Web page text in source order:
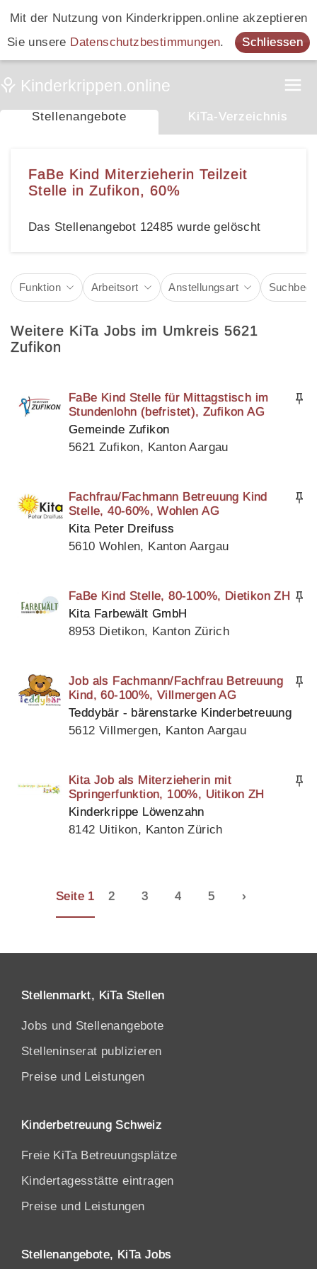
Mit der Nutzung von Kinderkrippen.online akzeptieren
Sie unsere Datenschutzbestimmungen. Schliessen
Stellenangebote KiTa-Verzeichnis
FaBe Kind Miterzieherin Teilzeit
Stelle in Zufikon, 60%
Das Stellenangebot 12485 wurde gelöscht
Funktion Arbeitsort Anstellungsart
Weitere KiTa Jobs im Umkreis 5621
Zufikon
FaBe Kind Stelle für Mittagstisch im
Stundenlohn (befristet), Zufikon AG
Gemeinde Zufikon
5621 Zufikon, Kanton Aargau
Fachfrau/Fachmann Betreuung Kind
Stelle, 40-60%, Wohlen AG
Kita Peter Dreifuss
5610 Wohlen, Kanton Aargau
FaBe Kind Stelle, 80-100%, Dietikon ZH
Kita Farbewält GmbH
8953 Dietikon, Kanton Zürich
Job als Fachmann/Fachfrau Betreuung
Kind, 60-100%, Villmergen AG
Teddybär - bärenstarke Kinderbetreuung
5612 Villmergen, Kanton Aargau
Kita Job als Miterzieherin mit
Springerfunktion, 100%, Uitikon ZH
Kinderkrippe Löwenzahn
8142 Uitikon, Kanton Zürich
Seite 1 2 3 4 5 ›
Stellenmarkt, KiTa Stellen
Jobs und Stellenangebote
Stelleninserat publizieren
Preise und Leistungen
Kinderbetreuung Schweiz
Freie KiTa Betreuungsplätze
Kindertagesstätte eintragen
Preise und Leistungen
Stellenangebote, KiTa Jobs